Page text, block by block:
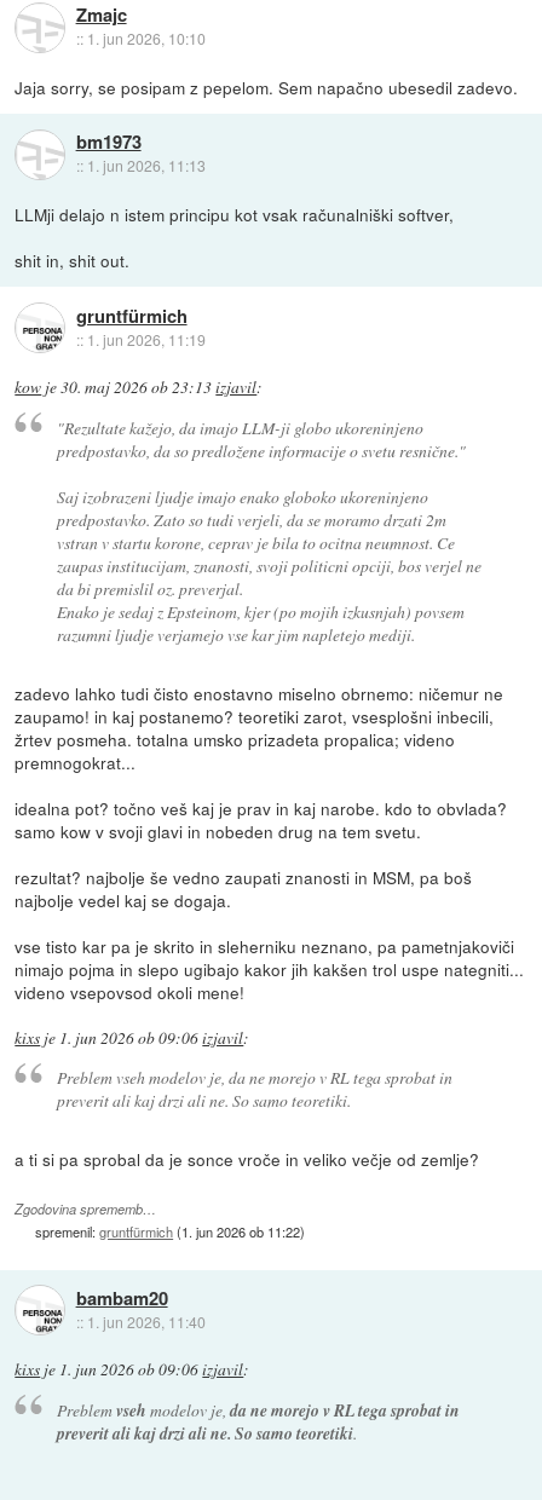
Zmajc
:: 1. jun 2026, 10:10
Jaja sorry, se posipam z pepelom. Sem napačno ubesedil zadevo.
bm1973
:: 1. jun 2026, 11:13
LLMji delajo n istem principu kot vsak računalniški softver,
shit in, shit out.
gruntfürmich
:: 1. jun 2026, 11:19
kow je30. maj 2026 ob 23:13izjavil:
"Rezultate kažejo, da imajo LLM-ji globo ukoreninjeno
predpostavko, da so predložene informacije o svetu resnične."
Saj izobrazeni ljudje imajo enako globoko ukoreninjeno
predpostavko. Zato so tudi verjeli, da se moramo drzati 2m
vstran v startu korone, ceprav je bila to ocitna neumnost. Ce
zaupas institucijam, znanosti, svoji politicni opciji, bos verjel ne
da bi premislil oz. preverjal.
Enako je sedaj z Epsteinom, kjer (po mojih izkusnjah) povsem
razumni ljudje verjamejo vse kar jim napletejo mediji.
zadevo lahko tudi čisto enostavno miselno obrnemo: ničemur ne
zaupamo! in kaj postanemo? teoretiki zarot, vsesplošni inbecili,
žrtev posmeha. totalna umsko prizadeta propalica; videno
premnogokrat...
idealna pot? točno veš kaj je prav in kaj narobe. kdo to obvlada?
samo kow v svoji glavi in nobeden drug na tem svetu.
rezultat? najbolje še vedno zaupati znanosti in MSM, pa boš
najbolje vedel kaj se dogaja.
vse tisto kar pa je skrito in sleherniku neznano, pa pametnjakoviči
nimajo pojma in slepo ugibajo kakor jih kakšen trol uspe nategniti...
videno vsepovsod okoli mene!
kixs je 1. jun 2026 ob 09:06izjavil:
Preblem vseh modelov je, da ne morejo v RL tega sprobat in
preverit ali kaj drzi ali ne. So samo teoretiki.
a ti si pa sprobal da je sonce vroče in veliko večje od zemlje?
Zgodovina sprememb…
spremenil:gruntfürmich(1. jun 2026 ob 11:22)
bambam20
:: 1. jun 2026, 11:40
kixs je 1. jun 2026 ob 09:06izjavil:
Preblemvseh modelov je,da ne morejo v RL tega sprobat in
preverit ali kaj drzi ali ne. So samo teoretiki.